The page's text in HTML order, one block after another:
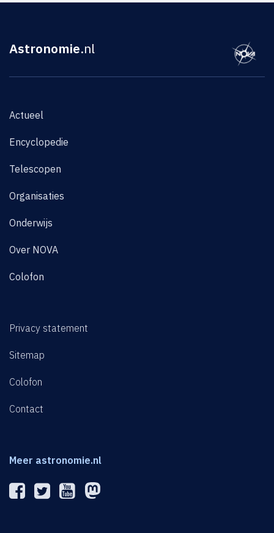
Astronomie.nl
Actueel
Encyclopedie
Telescopen
Organisaties
Onderwijs
Over NOVA
Colofon
Privacy statement
Sitemap
Colofon
Contact
Meer astronomie.nl